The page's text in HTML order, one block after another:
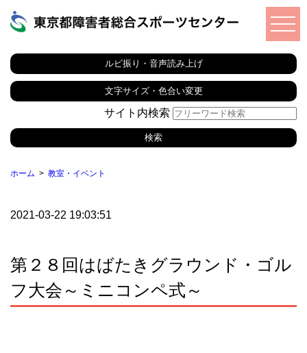
ルビ振り・音声読み上げ
文字サイズ・色合い変更
サイト内検索
ホーム 教室・イベント
2021-03-22 19:03:51
第２８回はばたきグラウンド・ゴル
フ大会～ミニコンペ式～